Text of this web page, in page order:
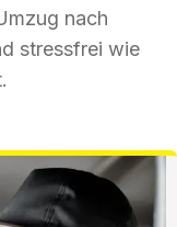
nach
stressfrei wie